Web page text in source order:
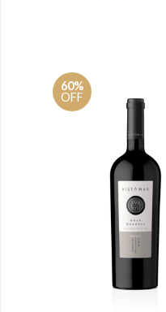
60%
OFF